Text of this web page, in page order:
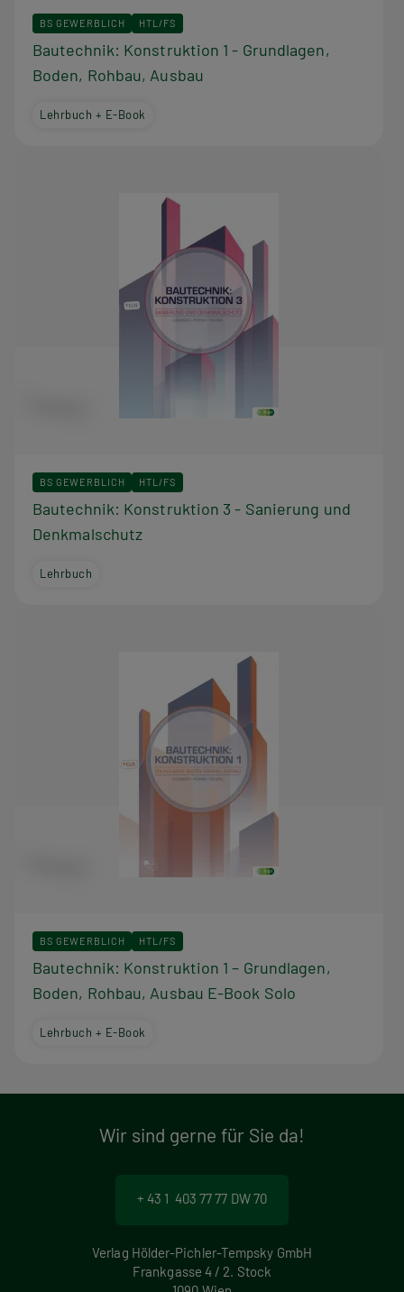
BS GEWERBLICH HTL/FS
Bautechnik: Konstruktion 1 - Grundlagen,
Boden, Rohbau, Ausbau
Lehrbuch + E-Book
BS GEWERBLICH HTL/FS
Bautechnik: Konstruktion 3 - Sanierung und
Denkmalschutz
Lehrbuch
BS GEWERBLICH HTL/FS
Bautechnik: Konstruktion 1 – Grundlagen,
Boden, Rohbau, Ausbau E-Book Solo
Lehrbuch + E-Book
Wir sind gerne für Sie da!
+ 43 1 403 77 77 DW 70
Verlag Hölder-Pichler-Tempsky GmbH
Frankgasse 4 / 2. Stock